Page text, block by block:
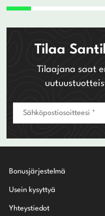
Tilaa
Tilaajana saat
Bonusjärjestelmä
Usein kysyttyä
Yhteystiedot